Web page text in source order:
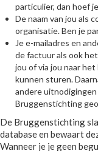
particulier, dan hoef
De naam van jou als
organisatie. Ben je
Je e-mailadres en
de factuur als ook
jou of via jou naar
kunnen sturen.
andere
Bruggenstichting
De Bruggenstichting
database en bewaart
Wanneer je je geen